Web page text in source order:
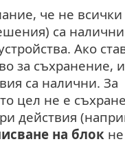
че не всички
са налични
Ако
за съхранение, и
са налични. За
цел не е
действия
на блок